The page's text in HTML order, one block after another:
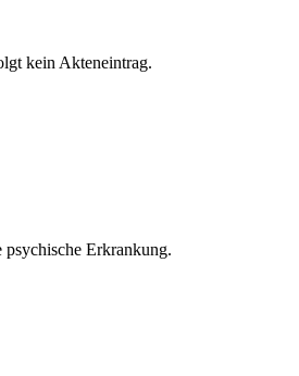
kein Akteneintrag.
Erkrankung.